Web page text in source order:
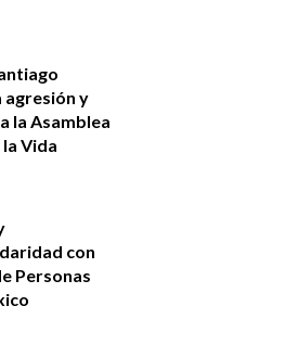
y
la Asamblea
Vida
con
Personas